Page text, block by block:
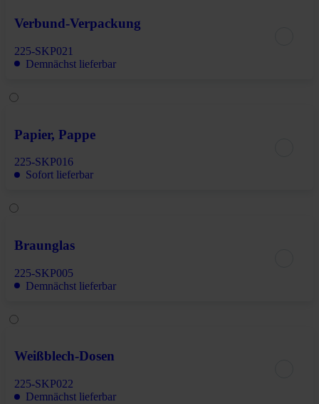
Verbund-Verpackung
225-SKP021
Demnächst lieferbar
Papier, Pappe
225-SKP016
Sofort lieferbar
Braunglas
225-SKP005
Demnächst lieferbar
Weißblech-Dosen
225-SKP022
Demnächst lieferbar